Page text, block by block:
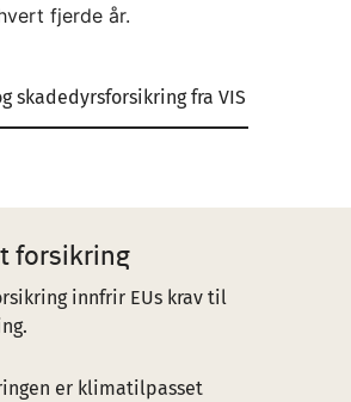
fjerde år.
skadedyrsforsikring fra VIS
forsikring
innfrir EUs krav til
er klimatilpasset